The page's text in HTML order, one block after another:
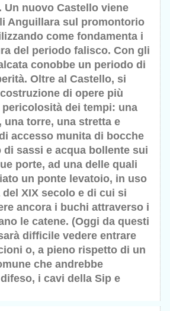
Un nuovo Castello viene
Anguillara sul promontorio
come fondamenta i
del periodo falisco. Con gli
conobbe un periodo di
Oltre al Castello, si
di opere più
pericolosità dei tempi: una
una torre, una stretta e
accesso munita di bocche
di sassi e acqua bollente sui
porte, ad una delle quali
un ponte levatoio, in uso
XIX secolo e di cui si
ancora i buchi attraverso i
le catene. (Oggi da questi
difficile vedere entrare
o, a pieno rispetto di un
che andrebbe
i cavi della Sip e